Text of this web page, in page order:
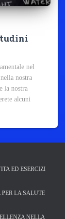
nel
nostra
la nostra
alcuni
ED ESERCIZI
PER LA SALUTE
NELLA